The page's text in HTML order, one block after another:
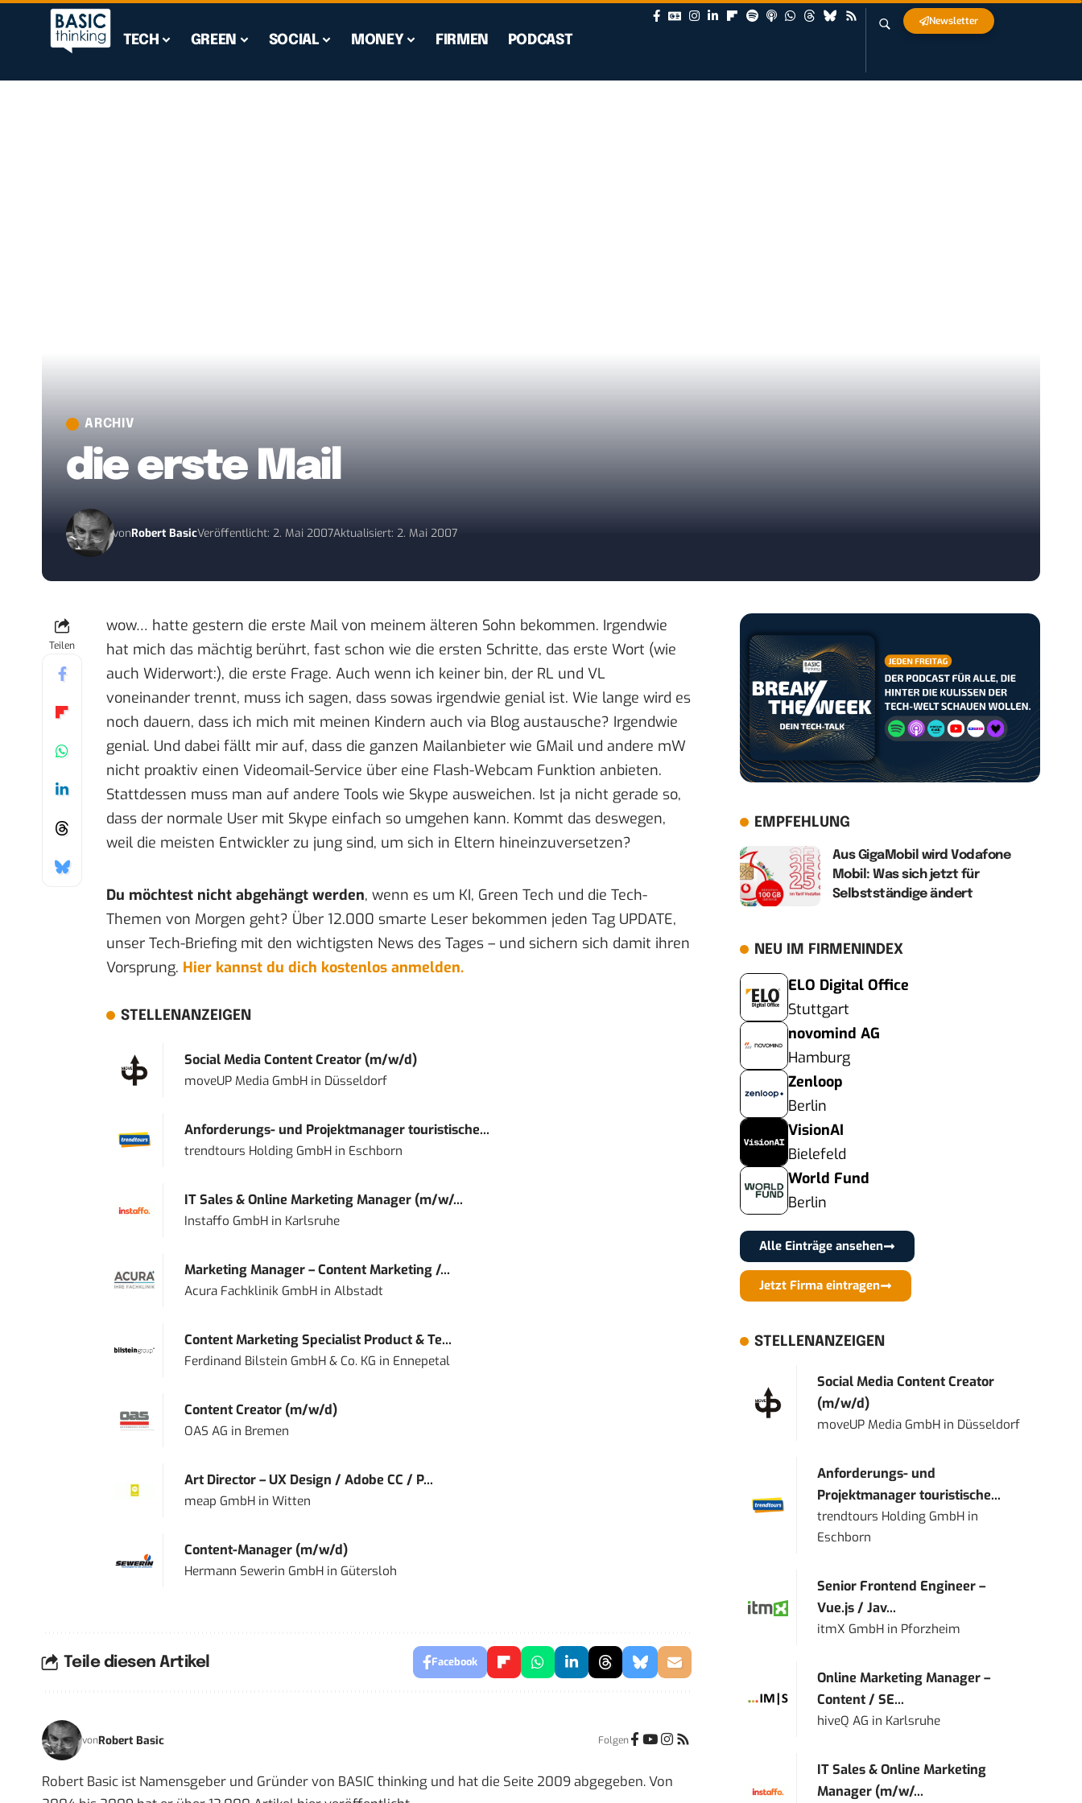
TECH GREEN SOCIAL MONEY FIRMEN PODCAST
Newsletter
ARCHIV
die erste Mail
vonRobert BasicVeröffentlicht: 2. Mai 2007Aktualisiert: 2. Mai 2007
Teilen
wow… hatte gestern die erste Mail von meinem älteren Sohn bekommen. Irgendwie
hat mich das mächtig berührt, fast schon wie die ersten Schritte, das erste Wort (wie
auch Widerwort:), die erste Frage. Auch wenn ich keiner bin, der RL und VL
voneinander trennt, muss ich sagen, dass sowas irgendwie genial ist. Wie lange wird es
noch dauern, dass ich mich mit meinen Kindern auch via Blog austausche? Irgendwie
genial. Und dabei fällt mir auf, dass die ganzen Mailanbieter wie GMail und andere mW
nicht proaktiv einen Videomail-Service über eine Flash-Webcam Funktion anbieten.
Stattdessen muss man auf andere Tools wie Skype ausweichen. Ist ja nicht gerade so,
dass der normale User mit Skype einfach so umgehen kann. Kommt das deswegen,
weil die meisten Entwickler zu jung sind, um sich in Eltern hineinzuversetzen?
Du möchtest nicht abgehängt werden, wenn es um KI, Green Tech und die Tech-
Themen von Morgen geht? Über 12.000 smarte Leser bekommen jeden Tag UPDATE,
unser Tech-Briefing mit den wichtigsten News des Tages – und sichern sich damit ihren
Vorsprung. Hier kannst du dich kostenlos anmelden.
STELLENANZEIGEN
Social Media Content Creator (m/w/d)
moveUP Media GmbHin Düsseldorf
Anforderungs- und Projektmanager touristische...
trendtours Holding GmbHin Eschborn
IT Sales & Online Marketing Manager (m/w/...
Instaffo GmbHin Karlsruhe
Marketing Manager – Content Marketing /...
Acura Fachklinik GmbHin Albstadt
Content Marketing Specialist Product & Te...
Ferdinand Bilstein GmbH & Co. KG in Ennepetal
Content Creator (m/w/d)
OAS AG in Bremen
Art Director – UX Design / Adobe CC / P...
meap GmbHin Witten
Content-Manager (m/w/d)
Hermann Sewerin GmbHin Gütersloh
Teile diesen Artikel Facebook
vonRobert Basic Folgen
Robert Basic ist Namensgeber und Gründer von BASIC thinking und hat die Seite 2009 abgegeben. Von
EMPFEHLUNG
Aus GigaMobil wird Vodafone
Mobil: Was sich jetzt für
Selbstständige ändert
NEU IM FIRMENINDEX
ELO Digital Office
Stuttgart
novomind AG
Hamburg
Zenloop
Berlin
VisionAI
Bielefeld
World Fund
Berlin
Alle Einträge ansehen
Jetzt Firma eintragen
STELLENANZEIGEN
Social Media Content Creator
(m/w/d)
moveUP Media GmbH in Düsseldorf
Anforderungs- und
Projektmanager touristische...
trendtours Holding GmbH in
Eschborn
Senior Frontend Engineer –
Vue.js / Jav...
itmX GmbH in Pforzheim
Online Marketing Manager –
Content / SE...
hiveQ AG in Karlsruhe
IT Sales & Online Marketing
Manager (m/w/...